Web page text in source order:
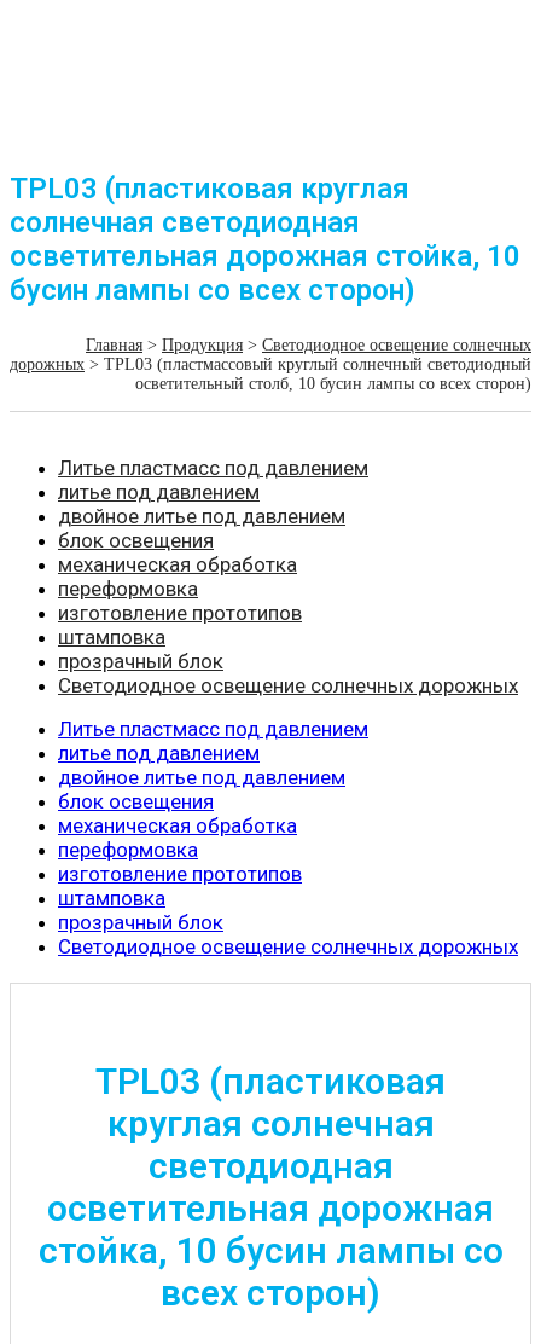
TPL03 (пластиковая круглая
солнечная светодиодная
осветительная дорожная стойка, 10
бусин лампы со всех сторон)
Главная > Продукция > Светодиодное освещение солнечных
дорожных > TPL03 (пластмассовый круглый солнечный светодиодный
осветительный столб, 10 бусин лампы со всех сторон)
Литье пластмасс под давлением
литье под давлением
двойное литье под давлением
блок освещения
механическая обработка
переформовка
изготовление прототипов
штамповка
прозрачный блок
Светодиодное освещение солнечных дорожных
Литье пластмасс под давлением
литье под давлением
двойное литье под давлением
блок освещения
механическая обработка
переформовка
изготовление прототипов
штамповка
прозрачный блок
Светодиодное освещение солнечных дорожных
TPL03 (пластиковая
круглая солнечная
светодиодная
осветительная дорожная
стойка, 10 бусин лампы со
всех сторон)